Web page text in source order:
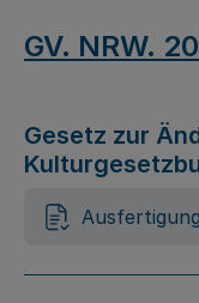
GV. NRW.
Gesetz zur